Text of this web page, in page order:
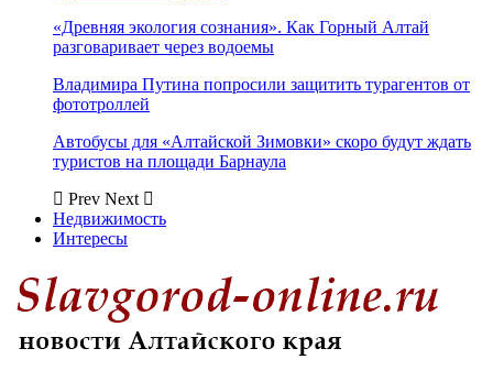
«Древняя экология сознания». Как Горный Алтай
разговаривает через водоемы
Владимира Путина попросили защитить турагентов от
фототроллей
Автобусы для «Алтайской Зимовки» скоро будут ждать
туристов на площади Барнаула
Prev Next
Недвижимость
Интересы